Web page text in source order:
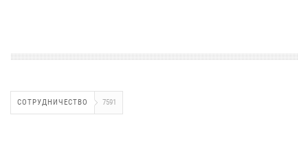
СОТРУДНИЧЕСТВО 7591